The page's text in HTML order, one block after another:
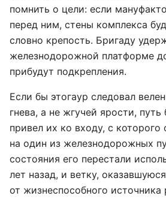
помнить о цели: если
перед ним, стены комплекса
словно крепость. Бригаду
железнодорожной платформе
прибудут подкрепления.
Если бы этогаур следовал
гнева, а не жгучей ярости,
привел их ко входу, с которого
на один из железнодорожных
состояния его перестали
лет назад, и ветку,
от жизнеспособного источника